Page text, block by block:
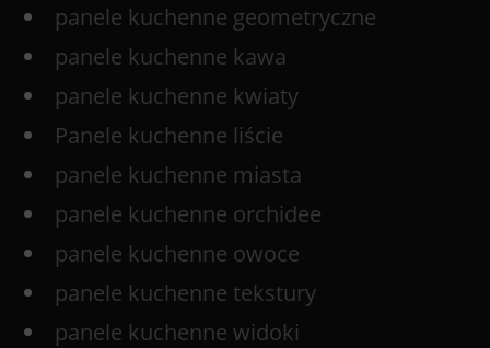
panele kuchenne geometryczne
panele kuchenne kawa
panele kuchenne kwiaty
Panele kuchenne liście
panele kuchenne miasta
panele kuchenne orchidee
panele kuchenne owoce
panele kuchenne tekstury
panele kuchenne widoki